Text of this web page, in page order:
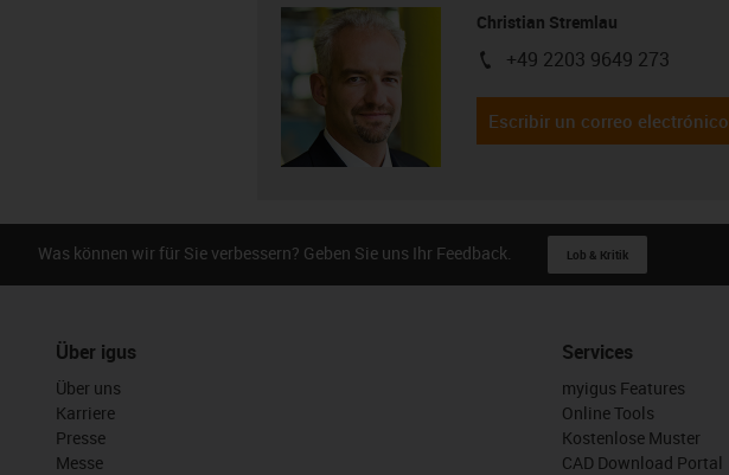
Christian Stremlau
igus-icon-phone
+49 2203 9649 273
Escribir un correo electrónico
Was können wir für Sie verbessern? Geben Sie uns Ihr Feedback. Lob & Kritik
Über igus
Über uns
Karriere
Presse
Messe
Services
myigus Features
Online Tools
Kostenlose Muster
CAD Download Portal